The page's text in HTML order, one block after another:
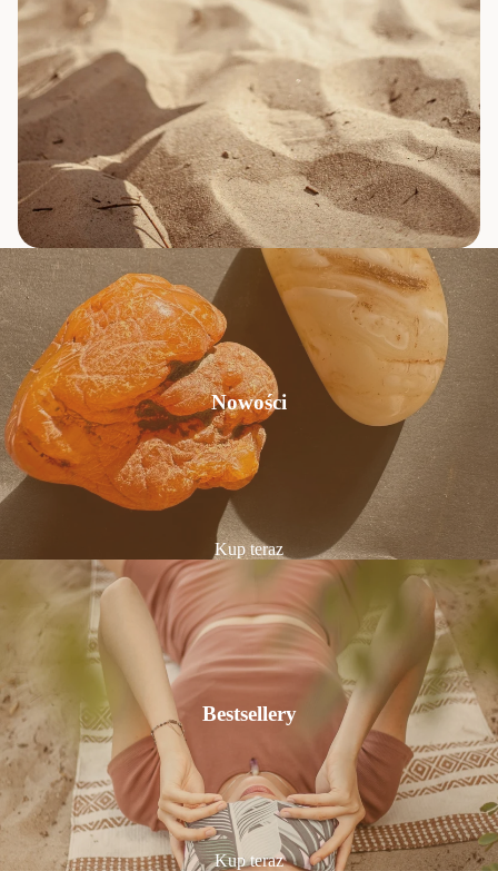
Nowości
Kup teraz
Bestsellery
Kup teraz